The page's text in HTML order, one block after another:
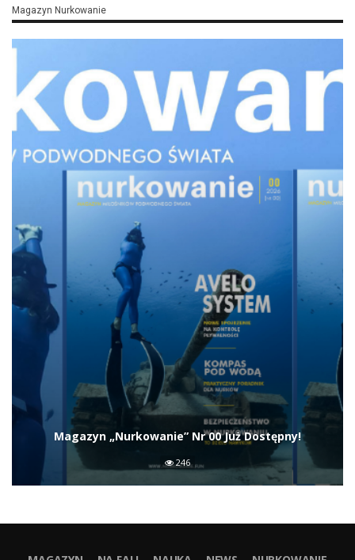
Magazyn Nurkowanie
Magazyn „Nurkowanie” Nr 00 Już Dostępny!
246